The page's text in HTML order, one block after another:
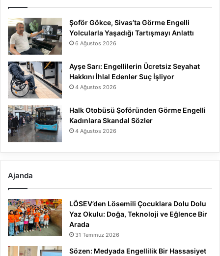
Şoför Gökce, Sivas’ta Görme Engelli
Yolcularla Yaşadığı Tartışmayı Anlattı
6 Ağustos 2026
Ayşe Sarı: Engellilerin Ücretsiz Seyahat
Hakkını İhlal Edenler Suç İşliyor
4 Ağustos 2026
Halk Otobüsü Şoföründen Görme Engelli
Kadınlara Skandal Sözler
4 Ağustos 2026
Ajanda
LÖSEV’den Lösemili Çocuklara Dolu Dolu
Yaz Okulu: Doğa, Teknoloji ve Eğlence Bir
Arada
31 Temmuz 2026
Sözen: Medyada Engellilik Bir Hassasiyet